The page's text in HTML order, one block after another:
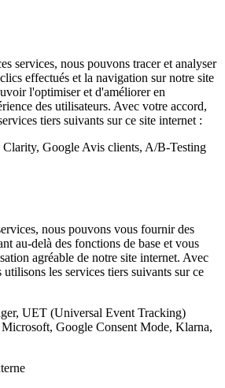
services, nous pouvons tracer et analyser
effectués et la navigation sur notre site
l'optimiser et d'améliorer en
des utilisateurs. Avec votre accord,
tiers suivants sur ce site internet :
Google Avis clients, A/B-Testing
nous pouvons vous fournir des
au-delà des fonctions de base et vous
agréable de notre site internet. Avec
les services tiers suivants sur ce
UET (Universal Event Tracking)
Google Consent Mode, Klarna,